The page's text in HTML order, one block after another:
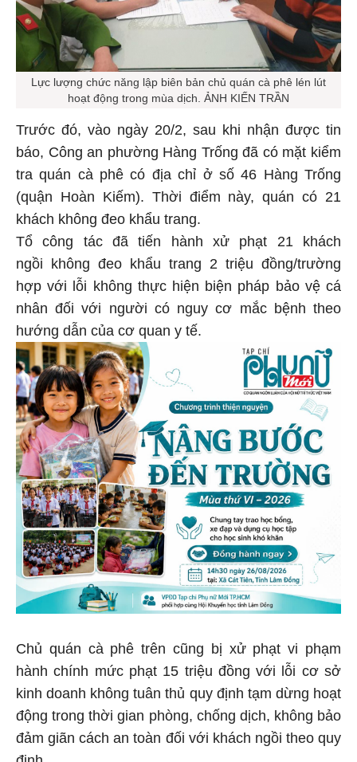
Lực lượng chức năng lập biên bản chủ quán cà phê lén lút
hoạt động trong mùa dịch. ẢNH KIẾN TRẦN
Trước đó, vào ngày 20/2, sau khi nhận được tin
báo, Công an phường Hàng Trống đã có mặt kiểm
tra quán cà phê có địa chỉ ở số 46 Hàng Trống
(quận Hoàn Kiếm). Thời điểm này, quán có 21
khách không đeo khẩu trang.
Tổ công tác đã tiến hành xử phạt 21 khách
ngồi không đeo khẩu trang 2 triệu đồng/trường
hợp với lỗi không thực hiện biện pháp bảo vệ cá
nhân đối với người có nguy cơ mắc bệnh theo
hướng dẫn của cơ quan y tế.
Chủ quán cà phê trên cũng bị xử phạt vi phạm
hành chính mức phạt 15 triệu đồng với lỗi cơ sở
kinh doanh không tuân thủ quy định tạm dừng hoạt
động trong thời gian phòng, chống dịch, không bảo
đảm giãn cách an toàn đối với khách ngồi theo quy